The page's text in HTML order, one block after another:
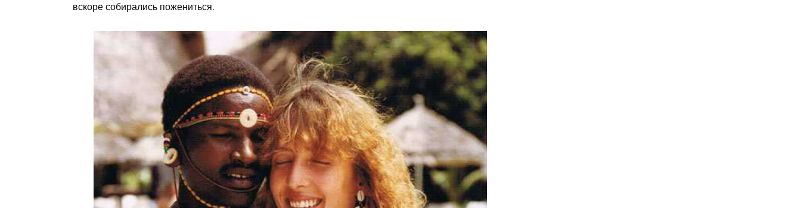
вскоре собирались пожениться.